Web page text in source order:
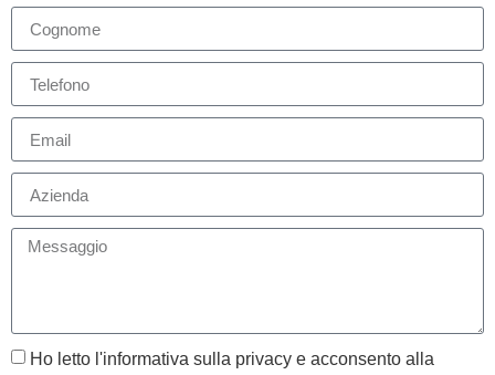
Ho letto l'informativa sulla privacy e acconsento alla